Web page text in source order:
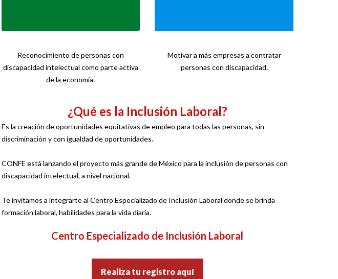
Reconocimiento de personas con
discapacidad intelectual como parte activa
de la economía.
Motivar a más empresas a contratar
personas con discapacidad.
¿Qué es la Inclusión Laboral?
Es la creación de oportunidades equitativas de empleo para todas las personas, sin
discriminación y con igualdad de oportunidades.
CONFE está lanzando el proyecto más grande de México para la inclusión de personas con
discapacidad intelectual, a nivel nacional.
Te invitamos a integrarte al Centro Especializado de Inclusión Laboral donde se brinda
formación laboral, habilidades para la vida diaria.
Centro Especializado de Inclusión Laboral
Realiza tu registro aquí